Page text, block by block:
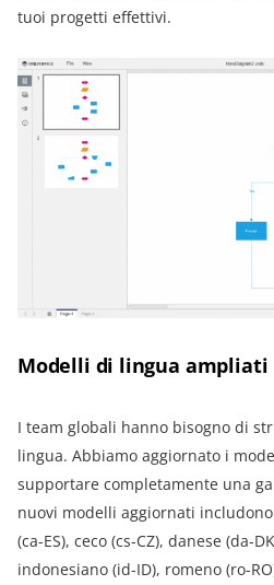
tuoi progetti effettivi.
Modelli di lingua ampliati
I team globali hanno bisogno di
lingua. Abbiamo aggiornato i
supportare completamente una
nuovi modelli aggiornati
(ca-ES), ceco (cs-CZ), danese (da-
indonesiano (id-ID), romeno (ro-